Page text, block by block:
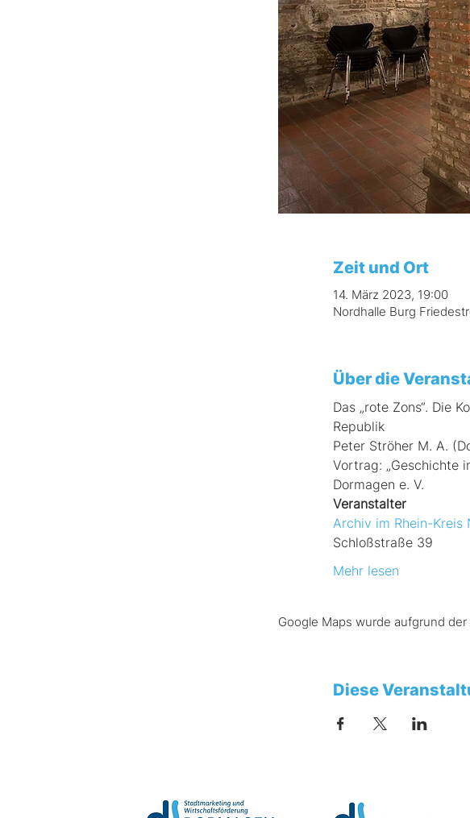
Zeit und Ort
14. März 2023, 19:00
Nordhalle Burg
Über die
Das „rote Zons“. Die
Republik
Peter Ströher M. A.
Vortrag: „Geschichte
Dormagen e. V.
Veranstalter
Archiv im Rhein-Kreis
Schloßstraße 39
Mehr lesen
Google Maps wurde aufgrund
Diese